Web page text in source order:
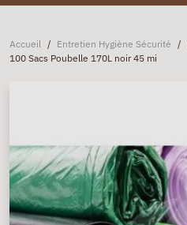
Accueil / Entretien Hygiène Sécurité /
100 Sacs Poubelle 170L noir 45 mi